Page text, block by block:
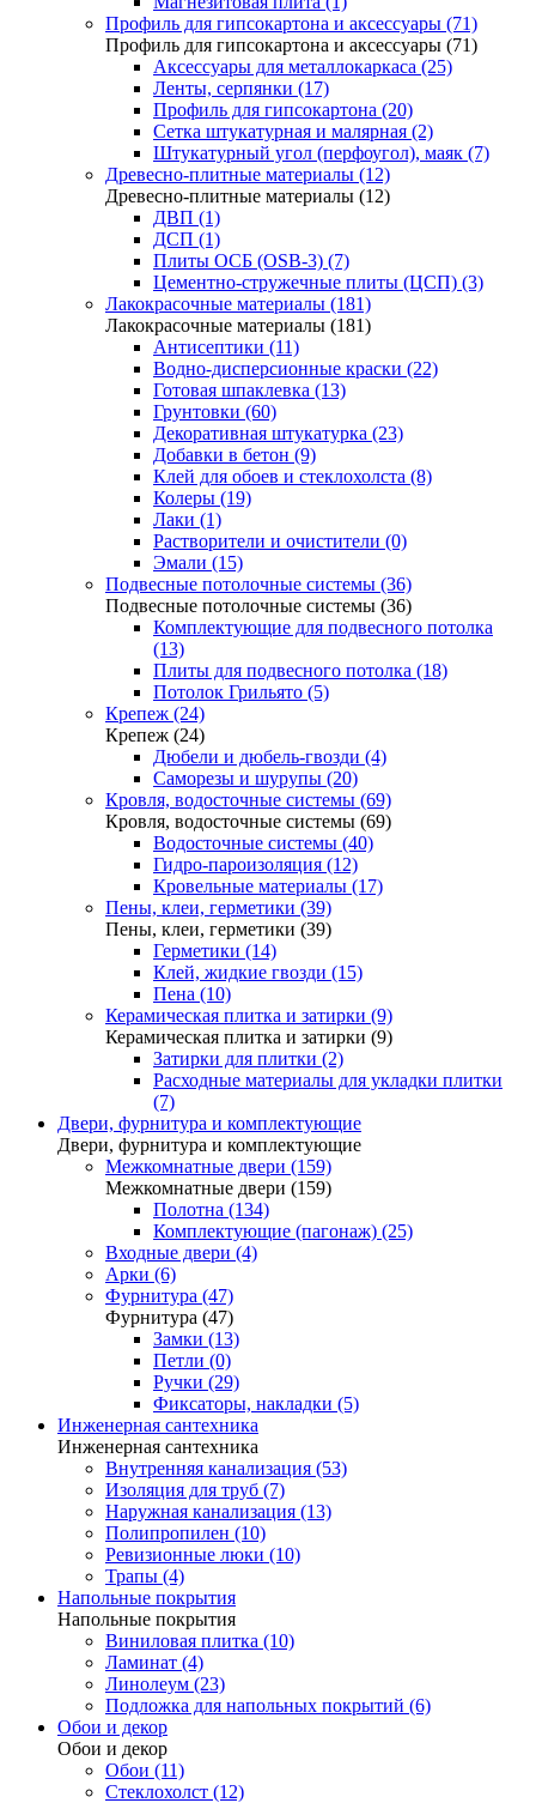
Профиль для гипсокартона и аксессуары (71)
Профиль для гипсокартона и аксессуары (71)
Аксессуары для металлокаркаса (25)
Ленты, серпянки (17)
Профиль для гипсокартона (20)
Сетка штукатурная и малярная (2)
Штукатурный угол (перфоугол), маяк (7)
Древесно-плитные материалы (12)
Древесно-плитные материалы (12)
ДВП (1)
ДСП (1)
Плиты ОСБ (OSB-3) (7)
Цементно-стружечные плиты (ЦСП) (3)
Лакокрасочные материалы (181)
Лакокрасочные материалы (181)
Антисептики (11)
Водно-дисперсионные краски (22)
Готовая шпаклевка (13)
Грунтовки (60)
Декоративная штукатурка (23)
Добавки в бетон (9)
Клей для обоев и стеклохолста (8)
Колеры (19)
Лаки (1)
Растворители и очистители (0)
Эмали (15)
Подвесные потолочные системы (36)
Подвесные потолочные системы (36)
Комплектующие для подвесного потолка
(13)
Плиты для подвесного потолка (18)
Потолок Грильято (5)
Крепеж (24)
Крепеж (24)
Дюбели и дюбель-гвозди (4)
Саморезы и шурупы (20)
Кровля, водосточные системы (69)
Кровля, водосточные системы (69)
Водосточные системы (40)
Гидро-пароизоляция (12)
Кровельные материалы (17)
Пены, клеи, герметики (39)
Пены, клеи, герметики (39)
Герметики (14)
Клей, жидкие гвозди (15)
Пена (10)
Керамическая плитка и затирки (9)
Керамическая плитка и затирки (9)
Затирки для плитки (2)
Расходные материалы для укладки плитки
(7)
Двери, фурнитура и комплектующие
Двери, фурнитура и комплектующие
Межкомнатные двери (159)
Межкомнатные двери (159)
Полотна (134)
Комплектующие (пагонаж) (25)
Входные двери (4)
Арки (6)
Фурнитура (47)
Фурнитура (47)
Замки (13)
Петли (0)
Ручки (29)
Фиксаторы, накладки (5)
Инженерная сантехника
Инженерная сантехника
Внутренняя канализация (53)
Изоляция для труб (7)
Наружная канализация (13)
Полипропилен (10)
Ревизионные люки (10)
Трапы (4)
Напольные покрытия
Напольные покрытия
Виниловая плитка (10)
Ламинат (4)
Линолеум (23)
Подложка для напольных покрытий (6)
Обои и декор
Обои и декор
Обои (11)
Стеклохолст (12)